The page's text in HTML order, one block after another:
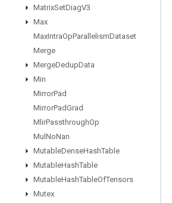
MatrixSetDiagV3
Max
MaxIntraOpParallelismDataset
Merge
MergeDedupData
Min
MirrorPad
MirrorPadGrad
MlirPassthroughOp
Mul NoNan
MutableDenseHashTable
MutableHashTable
MutableHashTableOfTensors
Mutex